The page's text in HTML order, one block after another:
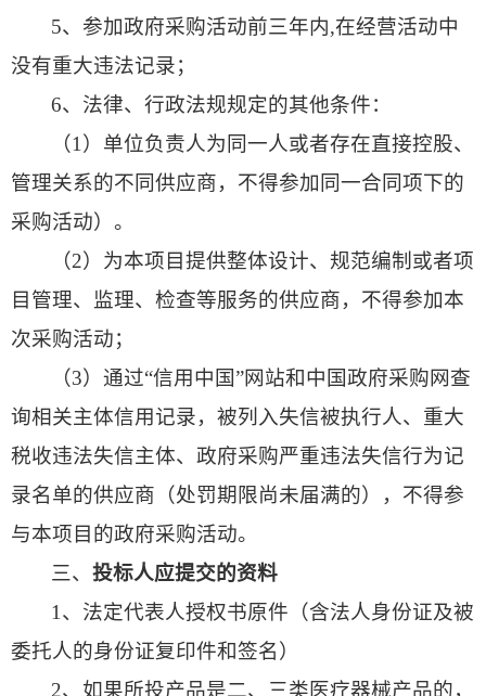
5、参加政府采购活动前三年内,在经营活动中
没有重大违法记录；
6、法律、行政法规规定的其他条件：
（1）单位负责人为同一人或者存在直接控股、
管理关系的不同供应商，不得参加同一合同项下的
采购活动）。
（2）为本项目提供整体设计、规范编制或者项
目管理、监理、检查等服务的供应商，不得参加本
次采购活动；
（3）通过“信用中国”网站和中国政府采购网查
询相关主体信用记录，被列入失信被执行人、重大
税收违法失信主体、政府采购严重违法失信行为记
录名单的供应商（处罚期限尚未届满的），不得参
与本项目的政府采购活动。
三、投标人应提交的资料
1、法定代表人授权书原件（含法人身份证及被
委托人的身份证复印件和签名）
2、如果所投产品是二、三类医疗器械产品的，